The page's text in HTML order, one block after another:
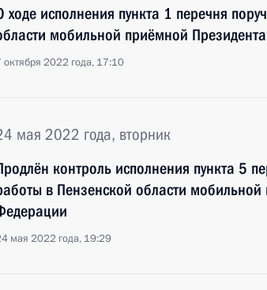
ходе исполнения пункта 1 перечня
мобильной приёмной
октября 2022 года, 17:10
мая 2022 года, вторник
контроль исполнения пункта 5
в Пензенской области
мая 2022 года, 19:29